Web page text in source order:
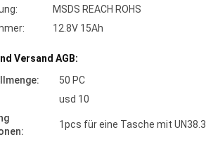
MSDS REACH ROHS
12.8V 15Ah
Versand AGB:
50 PC
usd 10
1pcs für eine Tasche mit UN38.3